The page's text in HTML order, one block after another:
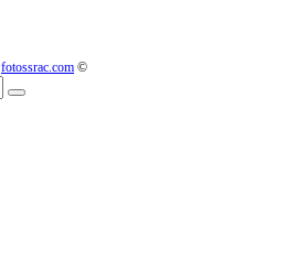
fotossrac.com ©
Keresés